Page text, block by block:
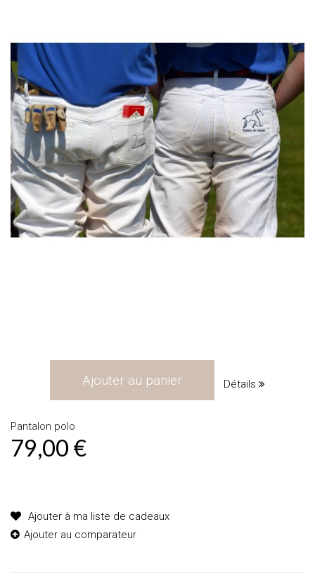
Ajouter au panier Détails
Pantalon polo
79,00 €
Ajouter à ma liste de cadeaux
Ajouter au comparateur